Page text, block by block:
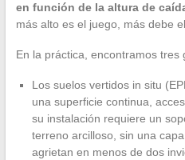
en función de la altura de
más alto es el juego, más debe
En la práctica, encontramos tres
Los suelos vertidos in situ
una superficie continua,
su instalación requiere un
terreno arcilloso, sin una
agrietan en menos de dos